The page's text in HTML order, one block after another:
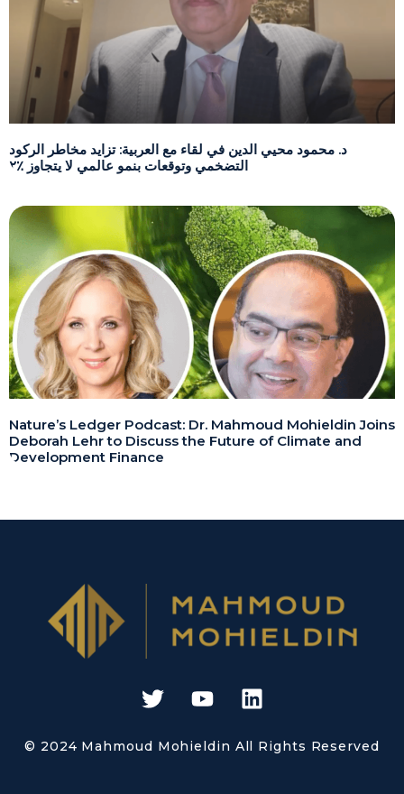
د. محمود محيي الدين في لقاء مع العربية: تزايد مخاطر الركود
التضخمي وتوقعات بنمو عالمي لا يتجاوز ٪٢
Nature’s Ledger Podcast: Dr. Mahmoud Mohieldin Joins
Deborah Lehr to Discuss the Future of Climate and
Development Finance
© 2024 Mahmoud Mohieldin All Rights Reserved